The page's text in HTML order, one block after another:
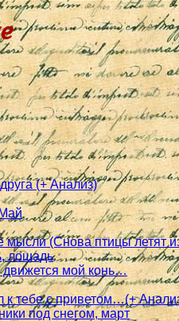
(+ Анализ)
мысли (Снова птицы летят
мой конь…
тебе с приветом…(+